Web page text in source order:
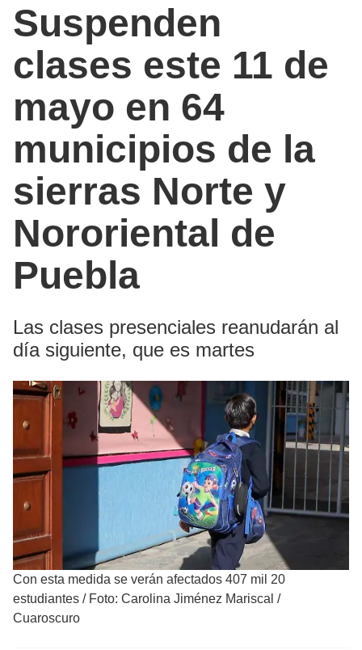
Suspenden
clases este 11 de
mayo en 64
municipios de la
sierras Norte y
Nororiental de
Puebla
Las clases presenciales reanudarán al
día siguiente, que es martes
Con esta medida se verán afectados 407 mil 20
estudiantes / Foto: Carolina Jiménez Mariscal /
Cuaroscuro